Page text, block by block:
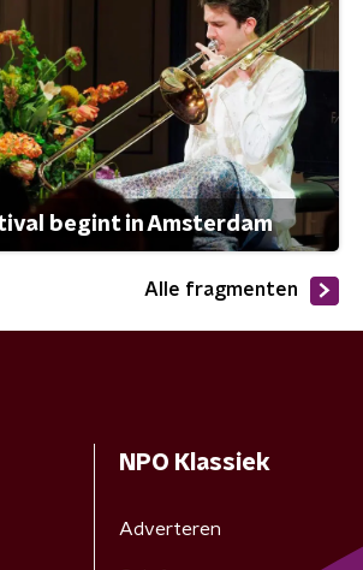
begint in Amsterdam
Alle fragmenten
NPO Klassiek
Adverteren